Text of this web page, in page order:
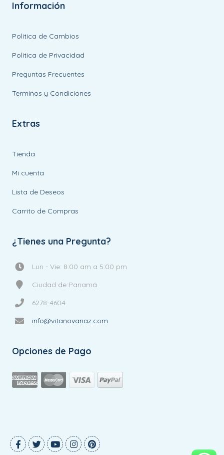
Información
Politica de Cambios
Politica de Privacidad
Preguntas Frecuentes
Terminos y Condiciones
Extras
Tienda
Mi cuenta
Lista de Deseos
Carrito de Compras
¿Tienes una Pregunta?
Lun - Vie: 8:00 am a 5:00 pm
Ciudad de Panamá
6278-4604
info@vitanovanaz.com
Opciones de Pago